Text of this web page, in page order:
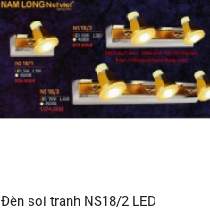
Đèn soi tranh NS18/2 LED